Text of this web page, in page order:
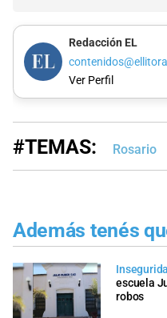
Redacción EL
Ver Perfil
#TEMAS: Rosario
Además tenés
escuela
robos